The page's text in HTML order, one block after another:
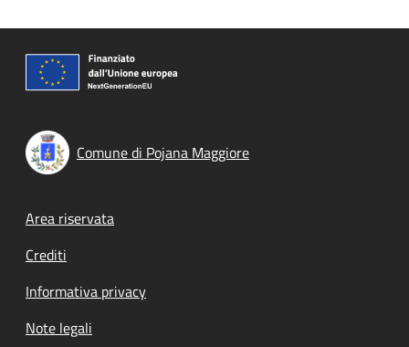
Comune di Pojana Maggiore
Footer menu
Area riservata
Crediti
Informativa privacy
Note legali